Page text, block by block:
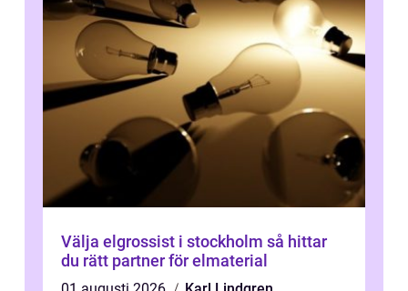
Välja elgrossist i stockholm så hittar
du rätt partner för elmaterial